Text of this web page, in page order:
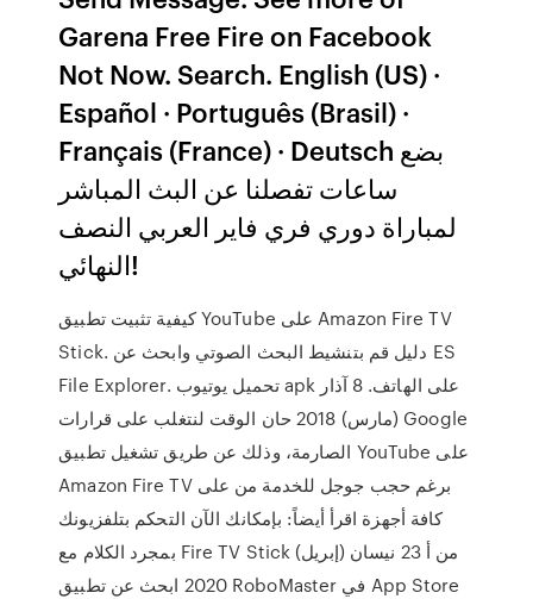
Garena Free Fire on Facebook
Not Now. Search. English (US) ·
Español · Português (Brasil) ·
Français (France) · Deutsch بضع
ساعات تفصلنا عن البث المباشر
لمباراة دوري فري فاير العربي النصف
النهائي!
كيفية تثبيت تطبيق YouTube على Amazon Fire TV
Stick. دليل قم بتنشيط البحث الصوتي وابحث عن ES
File Explorer. تحميل يوتيوب apk على الهاتف. 8 آذار
(مارس) 2018 حان الوقت لنتغلب على قرارات Google
الصارمة، وذلك عن طريق تشغيل تطبيق YouTube على
Amazon Fire TV برغم حجب جوجل للخدمة من على
كافة أجهزة اقرأ أيضاً: بإمكانك الآن التحكم بتلفزيونك
بمجرد الكلام مع Fire TV Stick من أ 23 نيسان (إبريل)
2020 ابحث عن تطبيق RoboMaster في App Store